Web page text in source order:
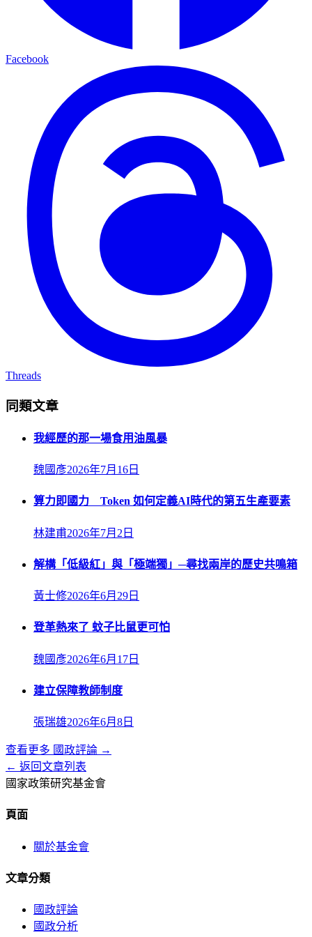
Facebook
Threads
同類文章
我經歷的那一場食用油風暴
魏國彥2026年7月16日
算力即國力 Token 如何定義AI時代的第五生產要素
林建甫2026年7月2日
解構「低級紅」與「極端獨」─尋找兩岸的歷史共鳴箱
黃士修2026年6月29日
登革熱來了 蚊子比鼠更可怕
魏國彥2026年6月17日
建立保障教師制度
張瑞雄2026年6月8日
查看更多 國政評論 →
← 返回文章列表
國家政策研究基金會
頁面
關於基金會
文章分類
國政評論
國政分析